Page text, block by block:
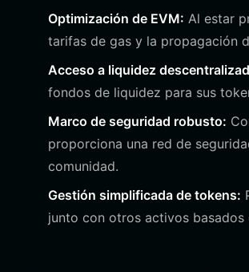
Optimización de EVM: Al estar
tarifas de gas y la propagación
Acceso a liquidez
fondos de liquidez para sus
Marco de seguridad robusto:
proporciona una red de
comunidad.
Gestión simplificada de tokens:
junto con otros activos basados